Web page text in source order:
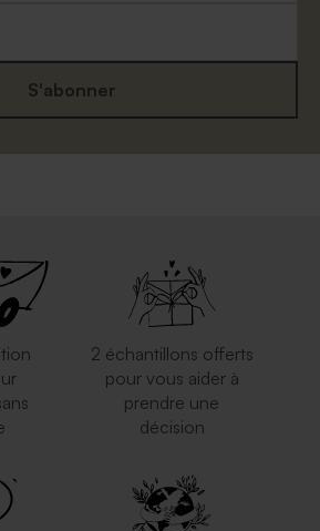
S'abonner
2 échantillons offerts
pour vous aider à
prendre une
décision